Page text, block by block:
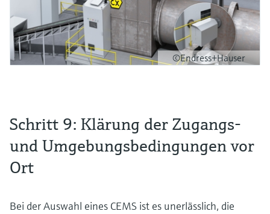
©Endress+Hauser
Schritt 9: Klärung der Zugangs-
und Umgebungsbedingungen vor
Ort
Bei der Auswahl eines CEMS ist es unerlässlich, die